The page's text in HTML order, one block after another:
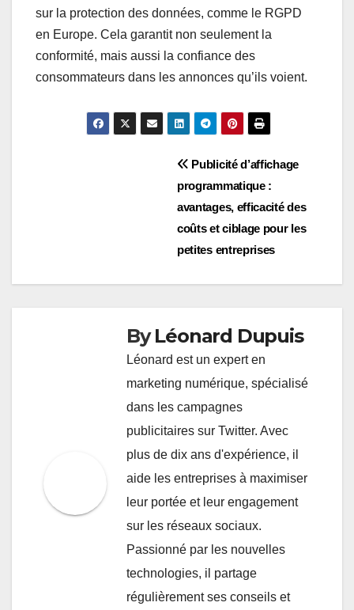
sur la protection des données, comme le RGPD
en Europe. Cela garantit non seulement la
conformité, mais aussi la confiance des
consommateurs dans les annonces qu’ils voient.
Publicité d’affichage
programmatique :
avantages, efficacité des
coûts et ciblage pour les
petites entreprises
ByLéonard Dupuis
Léonard est un expert en
marketing numérique, spécialisé
dans les campagnes
publicitaires sur Twitter. Avec
plus de dix ans d'expérience, il
aide les entreprises à maximiser
leur portée et leur engagement
sur les réseaux sociaux.
Passionné par les nouvelles
technologies, il partage
régulièrement ses conseils et